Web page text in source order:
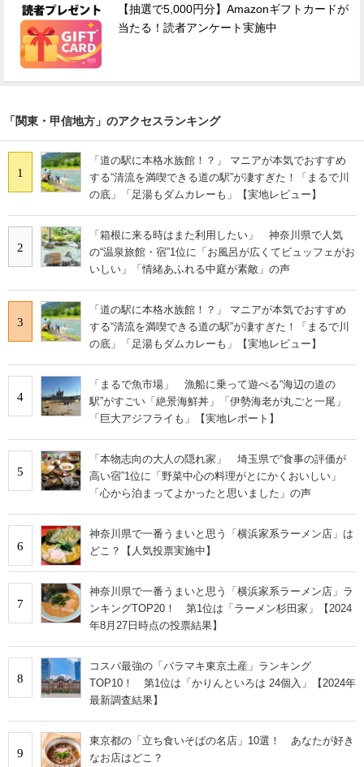
【抽選で5,000円分】Amazonギフトカードが
当たる！読者アンケート実施中
「関東・甲信地方」のアクセスランキング
1
「道の駅に本格水族館！？」 マニアが本気でおすすめ
する“清流を満喫できる道の駅”が凄すぎた！「まるで川
の底」「足湯もダムカレーも」【実地レビュー】
2
「箱根に来る時はまた利用したい」 神奈川県で人気
の“温泉旅館・宿”1位に「お風呂が広くてビュッフェがお
いしい」「情緒あふれる中庭が素敵」の声
3
「道の駅に本格水族館！？」 マニアが本気でおすすめ
する“清流を満喫できる道の駅”が凄すぎた！「まるで川
の底」「足湯もダムカレーも」【実地レビュー】
4
「まるで魚市場」 漁船に乗って遊べる“海辺の道の
駅”がすごい「絶景海鮮丼」「伊勢海老が丸ごと一尾」
「巨大アジフライも」【実地レポート】
5
「本物志向の大人の隠れ家」 埼玉県で“食事の評価が
高い宿”1位に「野菜中心の料理がとにかくおいしい」
「心から泊まってよかったと思いました」の声
6
神奈川県で一番うまいと思う「横浜家系ラーメン店」は
どこ？【人気投票実施中】
7
神奈川県で一番うまいと思う「横浜家系ラーメン店」ラ
ンキングTOP20！ 第1位は「ラーメン杉田家」【2024
年8月27日時点の投票結果】
8
コスパ最強の「バラマキ東京土産」ランキング
TOP10！ 第1位は「かりんといろは 24個入」【2024年
最新調査結果】
9
東京都の「立ち食いそばの名店」10選！ あなたが好き
なお店はどこ？